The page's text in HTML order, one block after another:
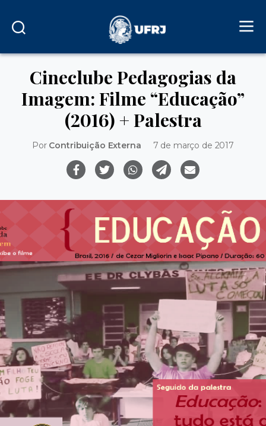
Cineclube Pedagogias da
Imagem: Filme “Educação”
(2016) + Palestra
Por Contribuição Externa 7 de março de 2017